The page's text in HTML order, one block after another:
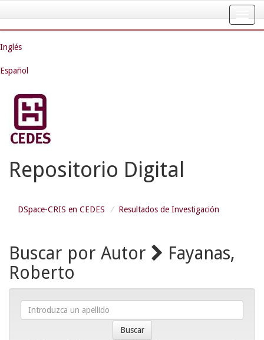
navigation
Inglés
Español
Repositorio Digital
DSpace-CRIS en CEDES Resultados de Investigación
Buscar por Autor
Fayanas,
Roberto
apellido